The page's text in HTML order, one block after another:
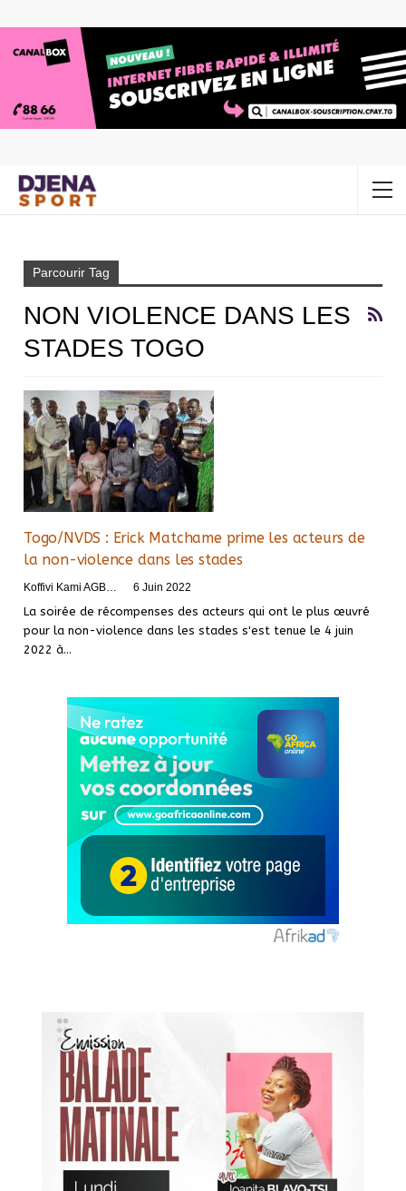
Parcourir Tag
NON VIOLENCE DANS LES
STADES TOGO
Togo/NVDS : Erick Matchame prime les acteurs de
la non-violence dans les stades
Koffivi Kami AGBETOU 6 Juin 2022
La soirée de récompenses des acteurs qui ont le plus œuvré
pour la non-violence dans les stades s'est tenue le 4 juin
2022 à…